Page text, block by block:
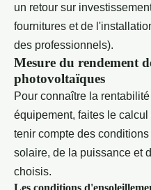
un retour sur
fournitures et de
des professionnels).
Mesure du rendement
photovoltaïques
Pour connaître la
équipement, faites le
tenir compte des
solaire, de la puissance et
choisis.
Les conditions